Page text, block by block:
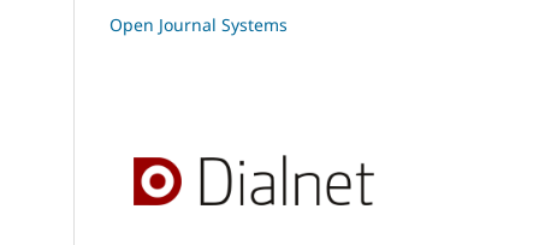
Open Journal Systems